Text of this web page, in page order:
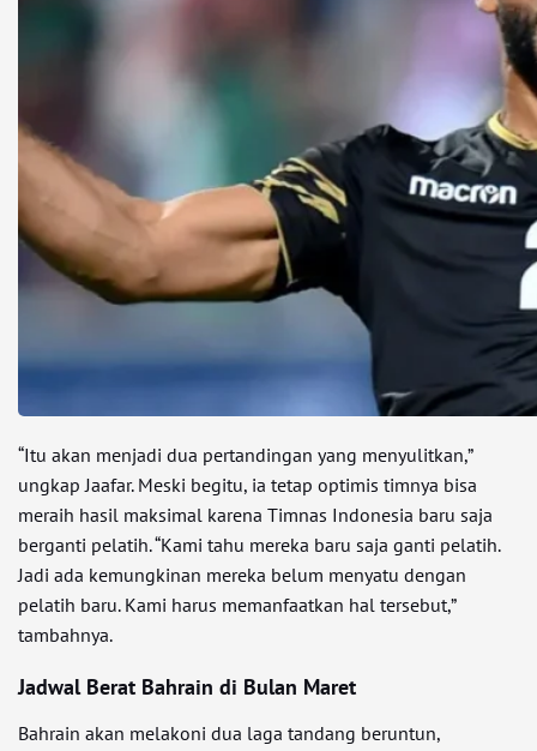
“Itu akan menjadi dua pertandingan yang menyulitkan,”
ungkap Jaafar. Meski begitu, ia tetap optimis timnya bisa
meraih hasil maksimal karena Timnas Indonesia baru saja
berganti pelatih. “Kami tahu mereka baru saja ganti pelatih.
Jadi ada kemungkinan mereka belum menyatu dengan
pelatih baru. Kami harus memanfaatkan hal tersebut,”
tambahnya.
Jadwal Berat Bahrain di Bulan Maret
Bahrain akan melakoni dua laga tandang beruntun,